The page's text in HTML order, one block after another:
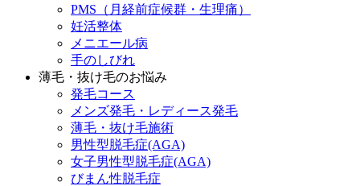
PMS（月経前症候群・生理痛）
妊活整体
メニエール病
手のしびれ
薄毛・抜け毛のお悩み
発毛コース
メンズ発毛・レディース発毛
薄毛・抜け毛施術
男性型脱毛症(AGA)
女子男性型脱毛症(AGA)
びまん性脱毛症